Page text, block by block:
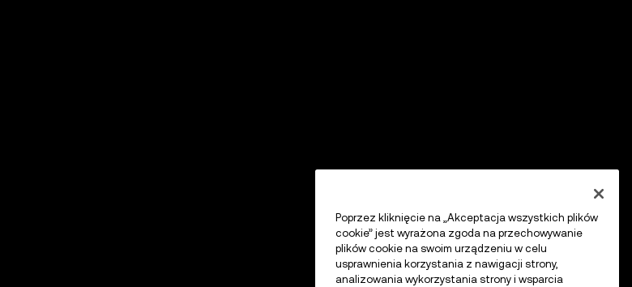
Poprzez kliknięcie na „Akceptacja wszystkich plików
cookie” jest wyrażona zgoda na przechowywanie
plików cookie na swoim urządzeniu w celu
usprawnienia korzystania z nawigacji strony,
analizowania wykorzystania strony i wsparcia